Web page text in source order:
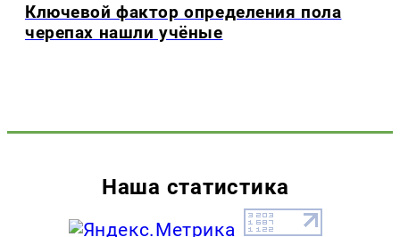
Ключевой фактор определения пола
черепах нашли учёные
Наша статистика